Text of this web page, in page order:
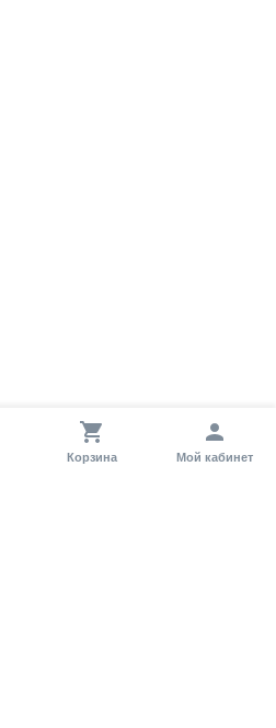
Корзина Мой кабинет